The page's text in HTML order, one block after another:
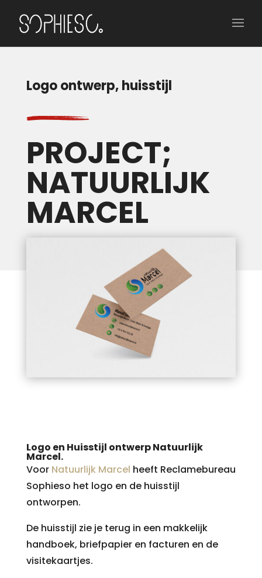
Logo ontwerp, huisstijl
PROJECT;
NATUURLIJK
MARCEL
Logo en Huisstijl ontwerp Natuurlijk
Marcel.
Voor Natuurlijk Marcel heeft Reclamebureau
Sophieso het logo en de huisstijl
ontworpen.
De huisstijl zie je terug in een makkelijk
handboek, briefpapier en facturen en de
visitekaartjes.